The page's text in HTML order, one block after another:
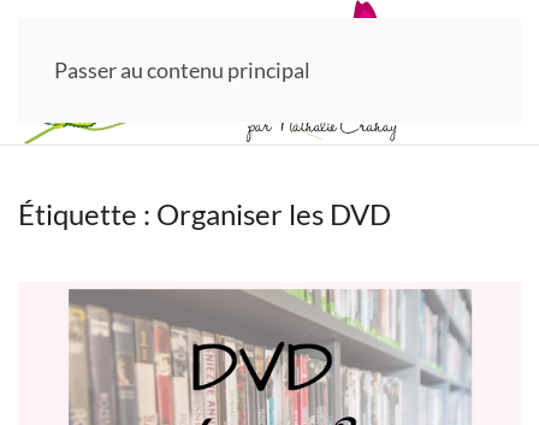
Passer au contenu principal
Étiquette : Organiser les DVD